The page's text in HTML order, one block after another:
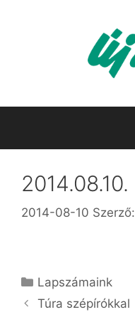
2014.08.10.
2014-08-10 Szerző:
Kategória
Lapszámaink
Túra szépírókkal